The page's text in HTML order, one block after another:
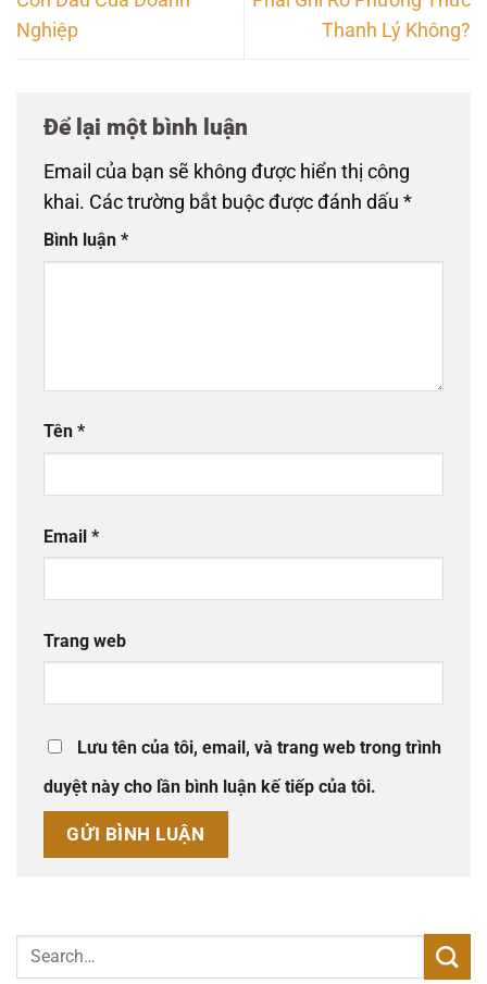
Nghiệp
Thanh Lý Không?
Để lại một bình luận
Email của bạn sẽ không được hiển thị công
khai. Các trường bắt buộc được đánh dấu *
Bình luận *
Tên *
Email *
Trang web
Lưu tên của tôi, email, và trang web trong trình
duyệt này cho lần bình luận kế tiếp của tôi.